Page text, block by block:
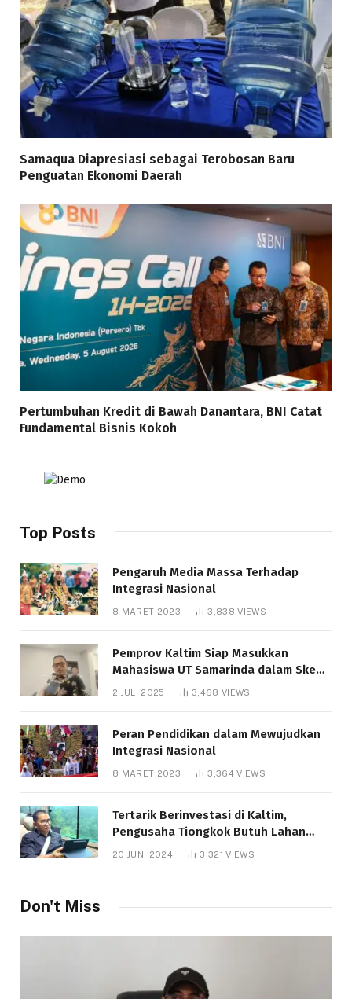
Samaqua Diapresiasi sebagai Terobosan Baru
Penguatan Ekonomi Daerah
Pertumbuhan Kredit di Bawah Danantara, BNI Catat
Fundamental Bisnis Kokoh
Top Posts
Pengaruh Media Massa Terhadap
Integrasi Nasional
8 MARET 2023 3,838VIEWS
Pemprov Kaltim Siap Masukkan
Mahasiswa UT Samarinda dalam Skema
Bantuan Pendidikan Gratispol
2 JULI 2025 3,468 VIEWS
Peran Pendidikan dalam Mewujudkan
Integrasi Nasional
8 MARET 2023 3,364VIEWS
Tertarik Berinvestasi di Kaltim,
Pengusaha Tiongkok Butuh Lahan
1.000 Hektare
20 JUNI 2024 3,321VIEWS
Don't Miss